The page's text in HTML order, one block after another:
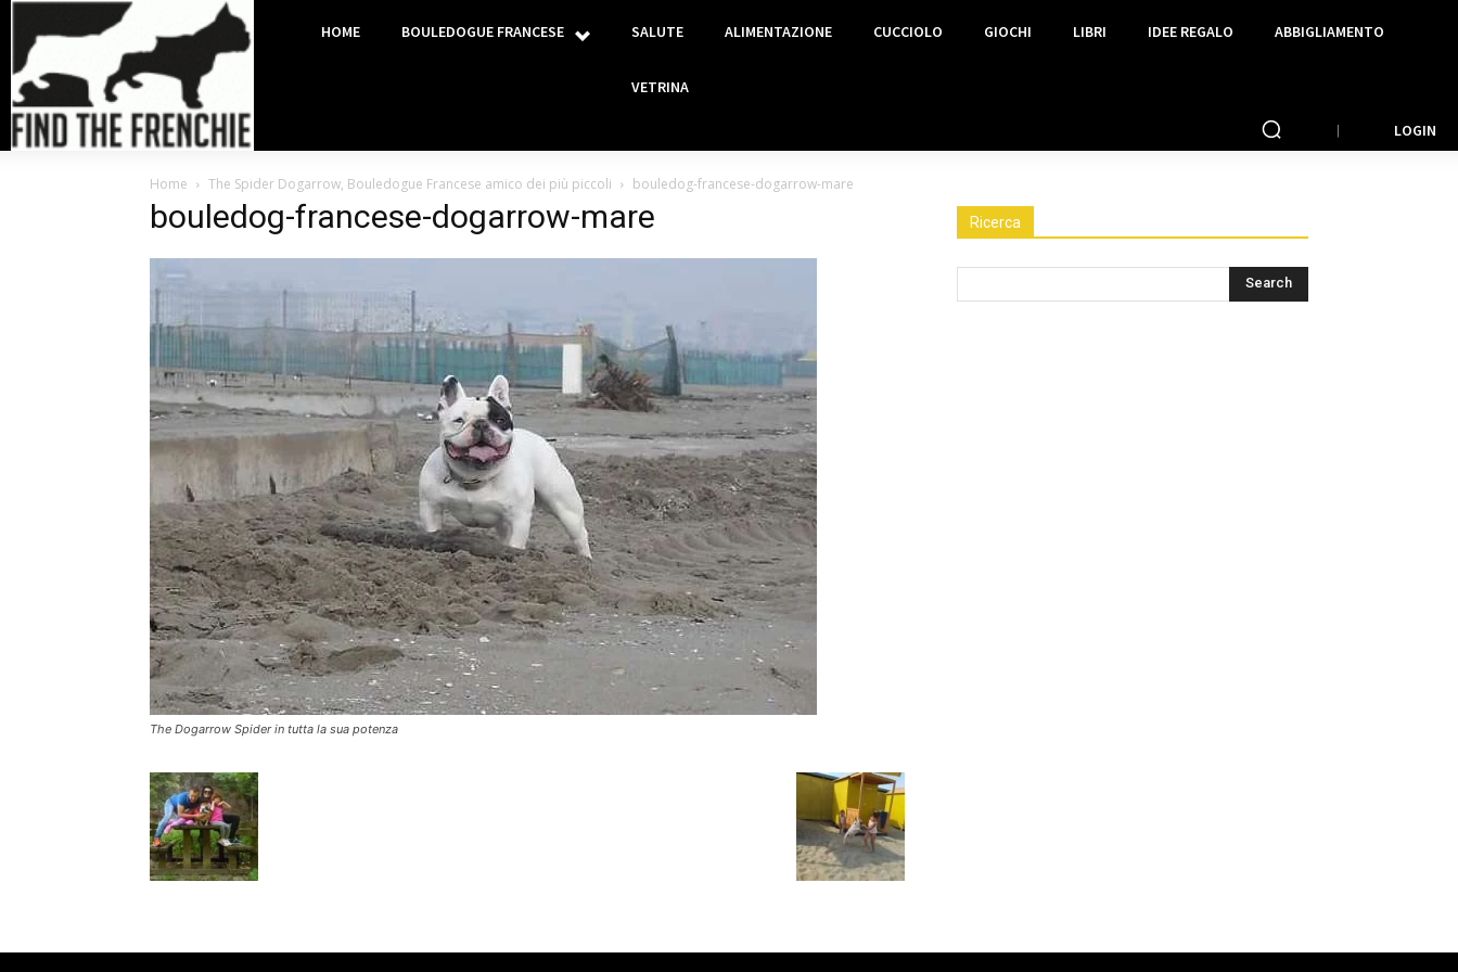
HOME BOULEDOGUE FRANCESE SALUTE ALIMENTAZIONE CUCCIOLO GIOCHI LIBRI IDEE REGALO ABBIGLIAMENTO
VETRINA
LOGIN
Home The Spider Dogarrow, Bouledogue Francese amico dei più piccoli bouledog-francese-dogarrow-mare
bouledog-francese-dogarrow-mare
The Dogarrow Spider in tutta la sua potenza
Ricerca